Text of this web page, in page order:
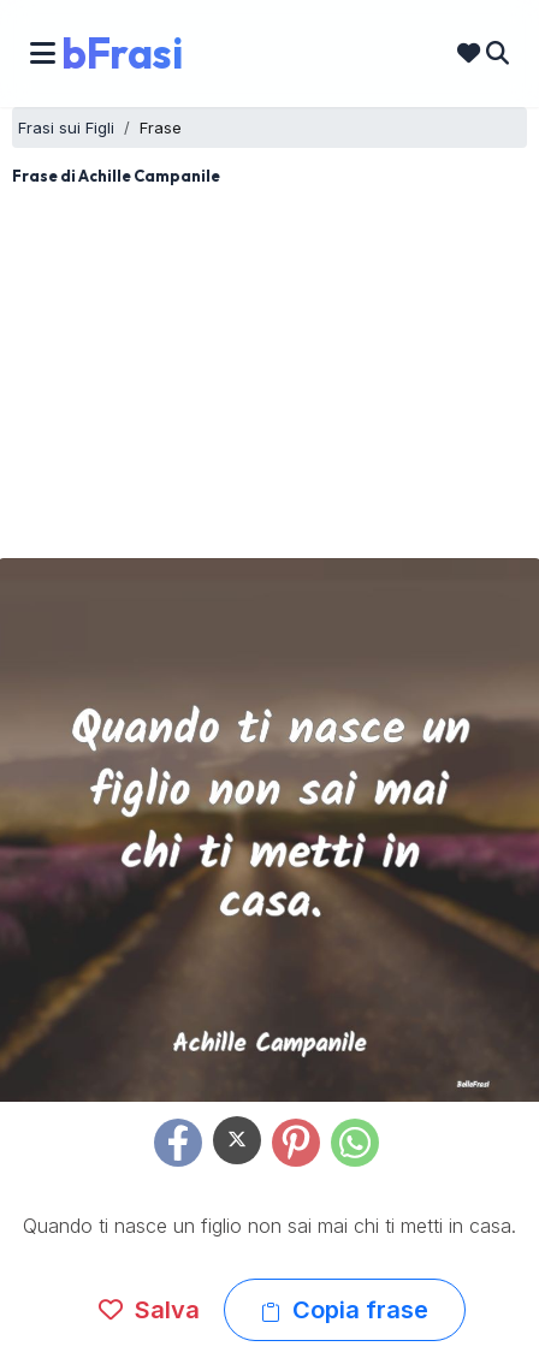
bFrasi
Frasi sui Figli Frase
Frase di Achille Campanile
Quando ti nasce un figlio non sai mai chi ti metti in casa.
Salva Copia frase